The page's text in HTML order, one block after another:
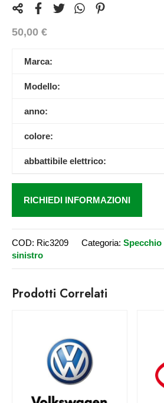
50,00 €
Marca:
Modello:
anno:
colore:
abbattibile elettrico:
RICHIEDI INFORMAZIONI
COD: Ric3209 Categoria:
sinistro
Prodotti Correlati